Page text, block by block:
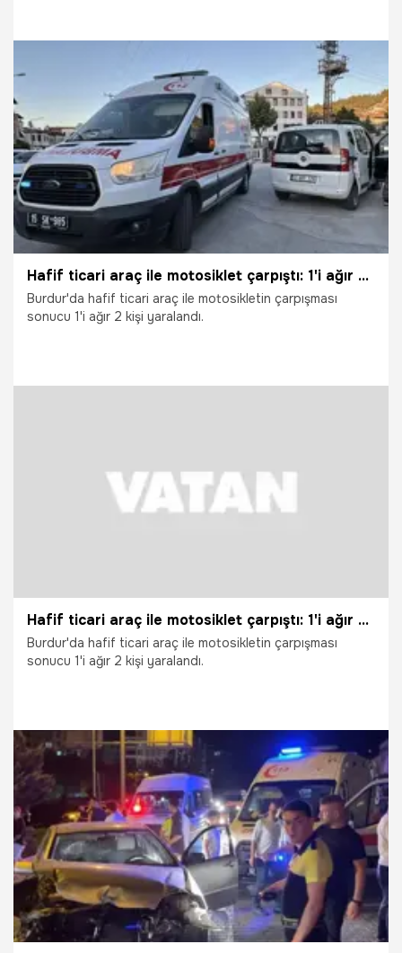
Gündem
Hafif ticari araç ile motosiklet çarpıştı: 1'i ağır 2 yaralı
Burdur'da hafif ticari araç ile motosikletin çarpışması
sonucu 1'i ağır 2 kişi yaralandı.
Hafif ticari araç ile motosiklet çarpıştı: 1'i ağır 2 yaralı
Burdur'da hafif ticari araç ile motosikletin çarpışması
sonucu 1'i ağır 2 kişi yaralandı.
31.07.2026 Vatan TV